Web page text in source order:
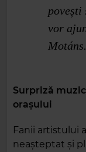
povești
vor
Surpriză
orașului
Fanii artistului
neașteptat și